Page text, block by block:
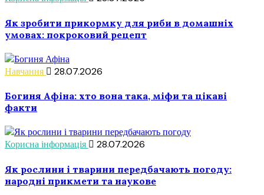
Як зробити прикормку для риби в домашніх
умовах: покроковий рецепт
Навчання 28.07.2026
Богиня Афіна: хто вона така, міфи та цікаві
факти
Корисна інформація 28.07.2026
Як рослини і тварини передбачають погоду:
народні прикмети та наукове